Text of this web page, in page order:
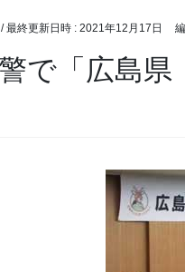
/ 最終更新日時 : 2021年12月17日